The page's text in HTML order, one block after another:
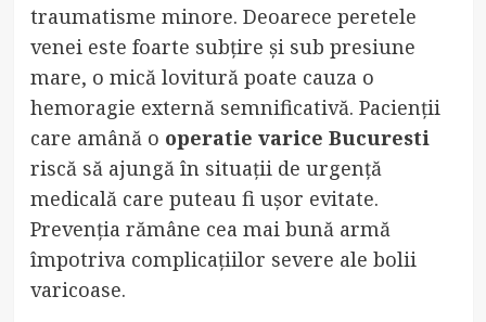
traumatisme minore. Deoarece peretele
venei este foarte subțire și sub presiune
mare, o mică lovitură poate cauza o
hemoragie externă semnificativă. Pacienții
care amână o operatie varice Bucuresti
riscă să ajungă în situații de urgență
medicală care puteau fi ușor evitate.
Prevenția rămâne cea mai bună armă
împotriva complicațiilor severe ale bolii
varicoase.